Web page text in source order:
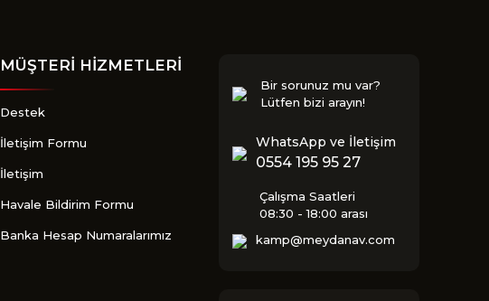
MÜŞTERİ HİZMETLERİ
Destek
İletişim Formu
İletişim
Havale Bildirim Formu
Banka Hesap Numaralarımız
Bir sorunuz mu var?
Lütfen bizi arayın!
WhatsApp ve İletişim
0554 195 95 27
Çalışma Saatleri
08:30 - 18:00 arası
kamp@meydanav.com